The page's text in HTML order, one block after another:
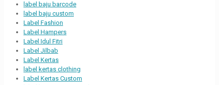
label baju barcode
label baju custom
Label Fashion
Label Hampers
Label Idul Fitri
Label Jilbab
Label Kertas
label kertas clothing
Label Kertas Custom